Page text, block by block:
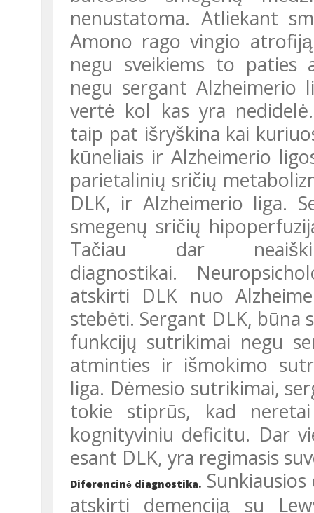
nenustatoma. Atliekant
Amono rago vingio
negu sveikiems to paties
negu sergant Alzheimerio
vertė kol kas yra
taip pat išryškina kai
kūneliais ir Alzheimerio
parietalinių sričių
DLK, ir Alzheimerio liga.
smegenų sričių
Tačiau dar
diagnostikai.
atskirti DLK nuo
stebėti. Sergant DLK, būna
funkcijų sutrikimai negu
atminties ir išmokimo
liga. Dėmesio sutrikimai,
tokie stiprūs, kad
kognityviniu deficitu. Dar
esant DLK, yra regimasis
Diferencinė diagnostika.
atskirti demenciją su